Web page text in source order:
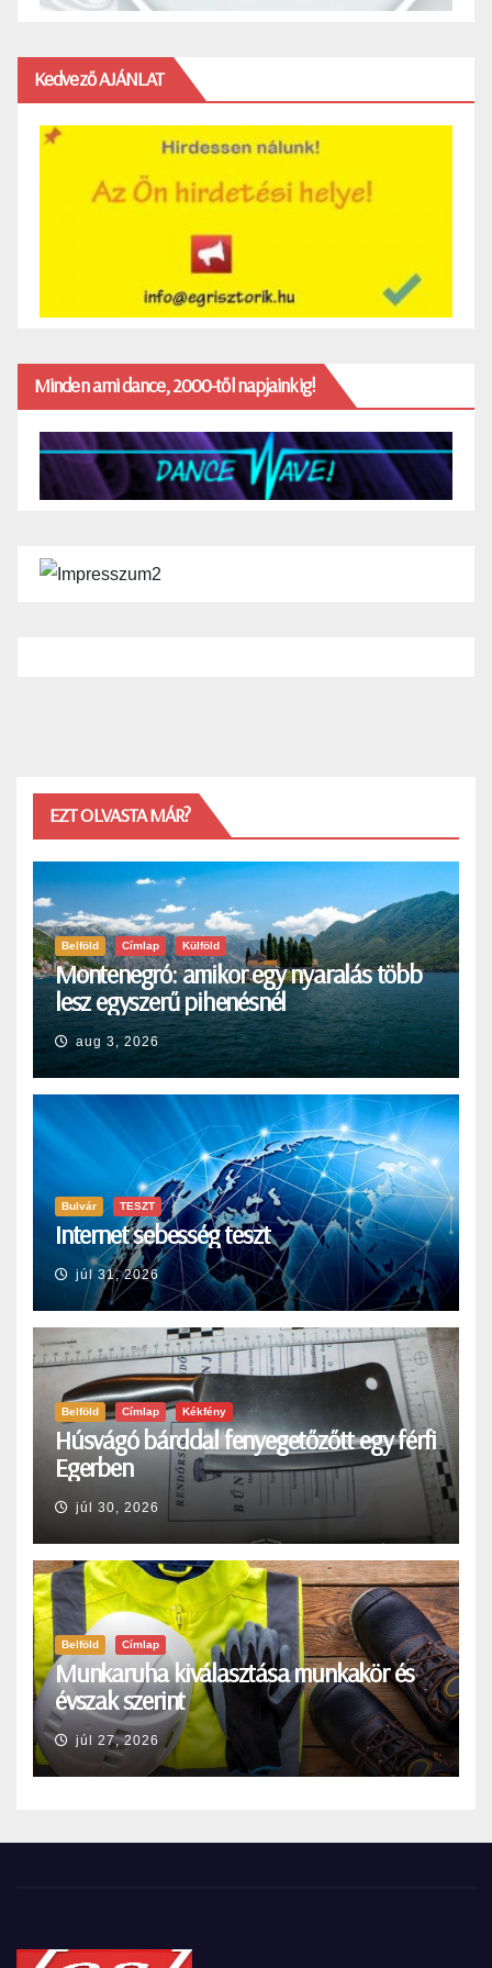
Kedvező AJÁNLAT
Minden ami dance, 2000-től napjainkig!
EZT OLVASTA MÁR?
Belföld Címlap Külföld
Montenegró: amikor egy nyaralás több
lesz egyszerű pihenésnél
aug 3, 2026
Bulvár TESZT
Internet sebesség teszt
júl 31, 2026
Belföld Címlap Kékfény
Húsvágó bárddal fenyegetőzőtt egy férfi
Egerben
júl 30, 2026
Belföld Címlap
Munkaruha kiválasztása munkakör és
évszak szerint
júl 27, 2026